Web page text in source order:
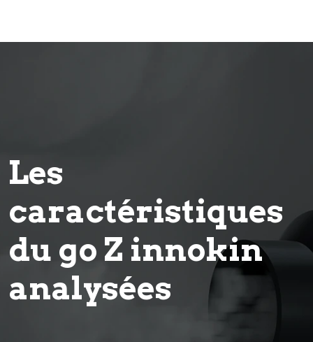
Les
caractéristiques
du go Z innokin
analysées